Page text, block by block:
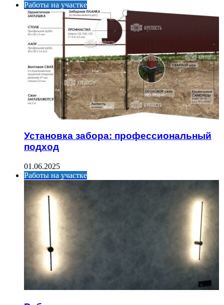
Работы на участке
Установка забора: профессиональный
подход
01.06.2025
Работы на участке